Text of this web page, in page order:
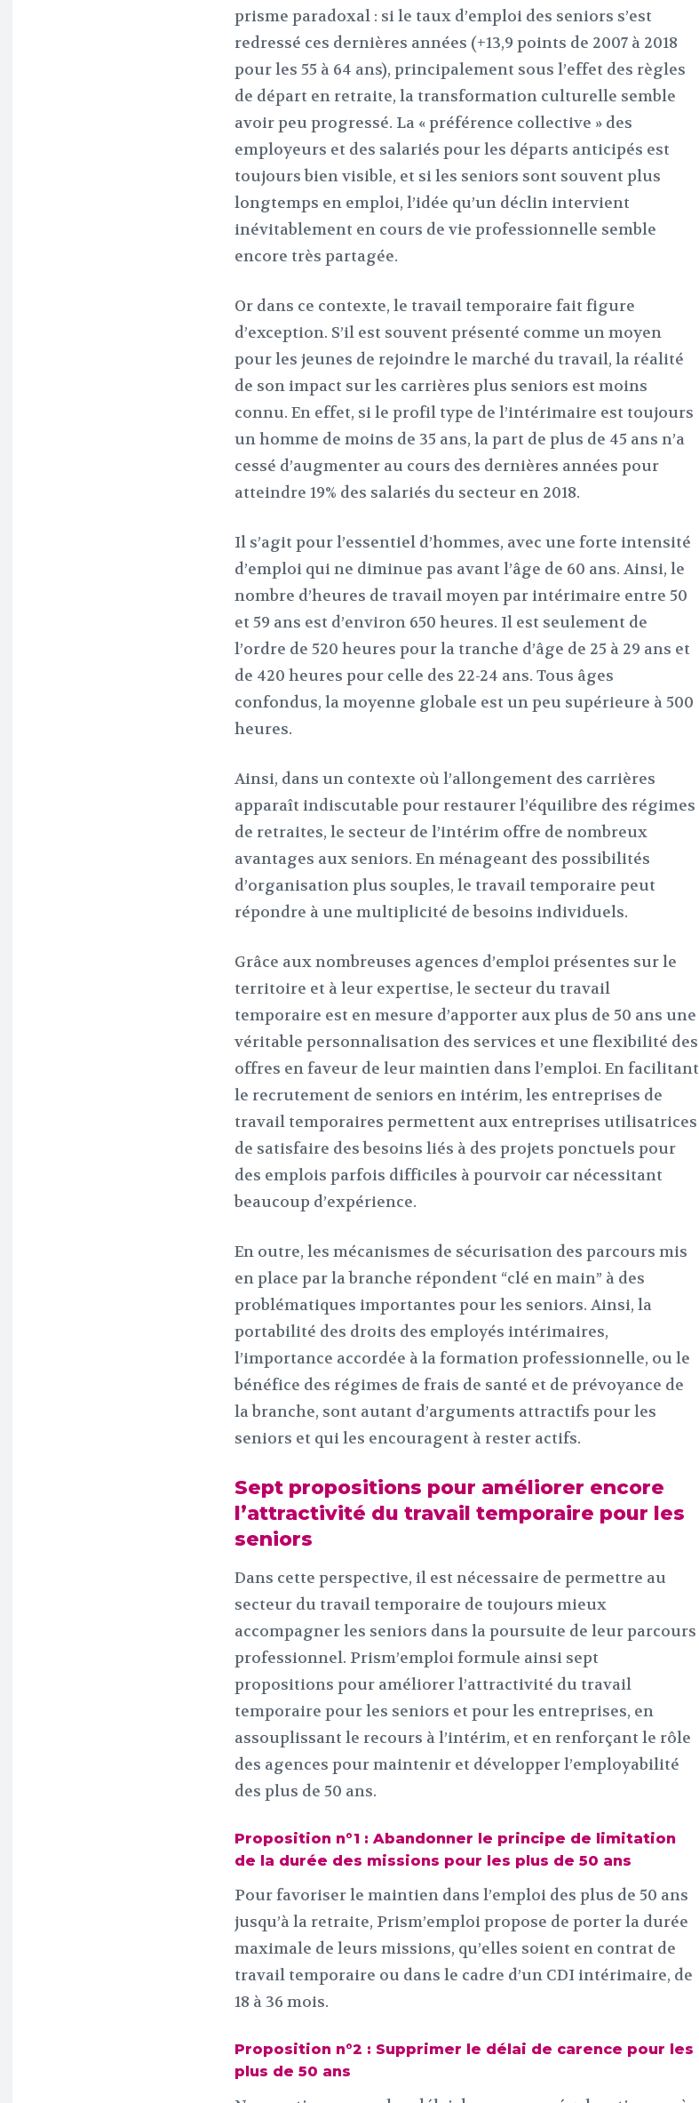
prisme paradoxal : si le taux d’emploi des seniors s’est
redressé ces dernières années (+13,9 points de 2007 à 2018
pour les 55 à 64 ans), principalement sous l’effet des règles
de départ en retraite, la transformation culturelle semble
avoir peu progressé. La « préférence collective » des
employeurs et des salariés pour les départs anticipés est
toujours bien visible, et si les seniors sont souvent plus
longtemps en emploi, l’idée qu’un déclin intervient
inévitablement en cours de vie professionnelle semble
encore très partagée.
Or dans ce contexte, le travail temporaire fait figure
d’exception. S’il est souvent présenté comme un moyen
pour les jeunes de rejoindre le marché du travail, la réalité
de son impact sur les carrières plus seniors est moins
connu. En effet, si le profil type de l’intérimaire est toujours
un homme de moins de 35 ans, la part de plus de 45 ans n’a
cessé d’augmenter au cours des dernières années pour
atteindre 19% des salariés du secteur en 2018.
Il s’agit pour l’essentiel d’hommes, avec une forte intensité
d’emploi qui ne diminue pas avant l’âge de 60 ans. Ainsi, le
nombre d’heures de travail moyen par intérimaire entre 50
et 59 ans est d’environ 650 heures. Il est seulement de
l’ordre de 520 heures pour la tranche d’âge de 25 à 29 ans et
de 420 heures pour celle des 22-24 ans. Tous âges
confondus, la moyenne globale est un peu supérieure à 500
heures.
Ainsi, dans un contexte où l’allongement des carrières
apparaît indiscutable pour restaurer l’équilibre des régimes
de retraites, le secteur de l’intérim offre de nombreux
avantages aux seniors. En ménageant des possibilités
d’organisation plus souples, le travail temporaire peut
répondre à une multiplicité de besoins individuels.
Grâce aux nombreuses agences d’emploi présentes sur le
territoire et à leur expertise, le secteur du travail
temporaire est en mesure d’apporter aux plus de 50 ans une
véritable personnalisation des services et une flexibilité des
offres en faveur de leur maintien dans l’emploi. En facilitant
le recrutement de seniors en intérim, les entreprises de
travail temporaires permettent aux entreprises utilisatrices
de satisfaire des besoins liés à des projets ponctuels pour
des emplois parfois difficiles à pourvoir car nécessitant
beaucoup d’expérience.
En outre, les mécanismes de sécurisation des parcours mis
en place par la branche répondent “clé en main” à des
problématiques importantes pour les seniors. Ainsi, la
portabilité des droits des employés intérimaires,
l’importance accordée à la formation professionnelle, ou le
bénéfice des régimes de frais de santé et de prévoyance de
la branche, sont autant d’arguments attractifs pour les
seniors et qui les encouragent à rester actifs.
Sept propositions pour améliorer encore
l’attractivité du travail temporaire pour les
seniors
Dans cette perspective, il est nécessaire de permettre au
secteur du travail temporaire de toujours mieux
accompagner les seniors dans la poursuite de leur parcours
professionnel. Prism’emploi formule ainsi sept
propositions pour améliorer l’attractivité du travail
temporaire pour les seniors et pour les entreprises, en
assouplissant le recours à l’intérim, et en renforçant le rôle
des agences pour maintenir et développer l’employabilité
des plus de 50 ans.
Proposition n°1 : Abandonner le principe de limitation
de la durée des missions pour les plus de 50 ans
Pour favoriser le maintien dans l’emploi des plus de 50 ans
jusqu’à la retraite, Prism’emploi propose de porter la durée
maximale de leurs missions, qu’elles soient en contrat de
travail temporaire ou dans le cadre d’un CDI intérimaire, de
18 à 36 mois.
Proposition n°2 : Supprimer le délai de carence pour les
plus de 50 ans